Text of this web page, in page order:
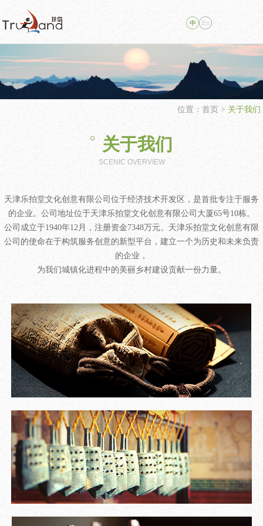
中 En
位置： 首页 > 关于我们
关于我们
SCENIC OVERVIEW
天津乐拍堂文化创意有限公司位于经济技术开发区，是首批专注于服务
的企业。公司地址位于天津乐拍堂文化创意有限公司大厦65号10栋。
公司成立于1940年12月，注册资金7348万元。天津乐拍堂文化创意有限
公司的使命在于构筑服务创意的新型平台，建立一个为历史和未来负责
的企业，
为我们城镇化进程中的美丽乡村建设贡献一份力量。